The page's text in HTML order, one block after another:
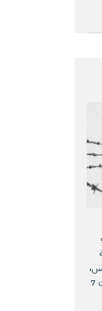
ضد دولة الاحتلال الإسرائيلية بدءًا من يوم السبت 7